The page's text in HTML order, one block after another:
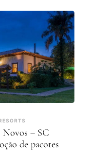
Novos – SC
de pacotes